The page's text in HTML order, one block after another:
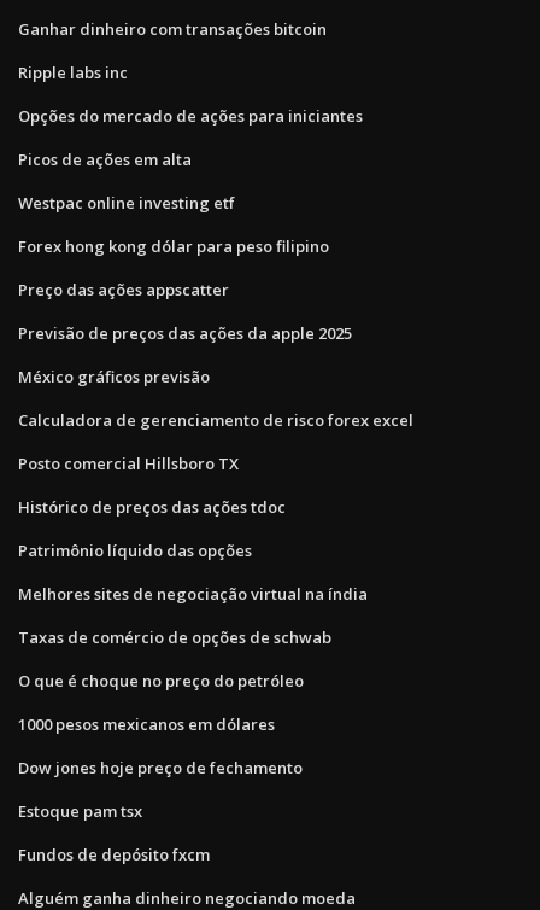
Ganhar dinheiro com transações bitcoin
Ripple labs inc
Opções do mercado de ações para iniciantes
Picos de ações em alta
Westpac online investing etf
Forex hong kong dólar para peso filipino
Preço das ações appscatter
Previsão de preços das ações da apple 2025
México gráficos previsão
Calculadora de gerenciamento de risco forex excel
Posto comercial Hillsboro TX
Histórico de preços das ações tdoc
Patrimônio líquido das opções
Melhores sites de negociação virtual na índia
Taxas de comércio de opções de schwab
O que é choque no preço do petróleo
1000 pesos mexicanos em dólares
Dow jones hoje preço de fechamento
Estoque pam tsx
Fundos de depósito fxcm
Alguém ganha dinheiro negociando moeda